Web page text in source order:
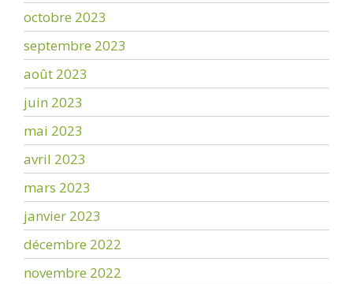
octobre 2023
septembre 2023
août 2023
juin 2023
mai 2023
avril 2023
mars 2023
janvier 2023
décembre 2022
novembre 2022